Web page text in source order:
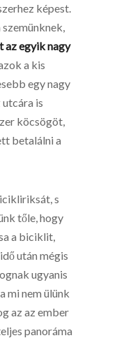
képest.
az egyik nagy
a kis
egy nagy
is
köcsögöt,
betalálni a
s
tőle, hogy
a biciklit,
után mégis
ugyanis
mi nem ülünk
az az ember
panoráma